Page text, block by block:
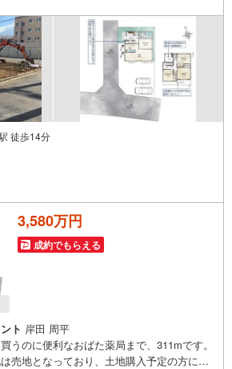
徒歩14分
3,580万円
成約でもらえる
ト 岸田 周平
うのに便利なおばた薬局まで、311mです。
売地となっており、土地購入予定の方にお